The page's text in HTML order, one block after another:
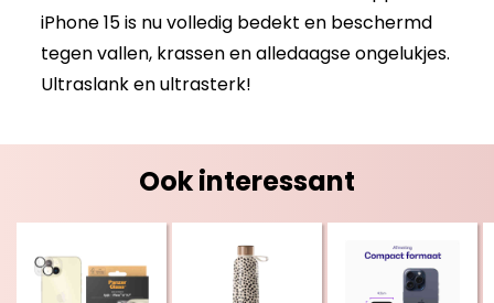
iPhone 15 is nu volledig bedekt en beschermd
tegen vallen, krassen en alledaagse ongelukjes.
Ultraslank en ultrasterk!
Ook interessant